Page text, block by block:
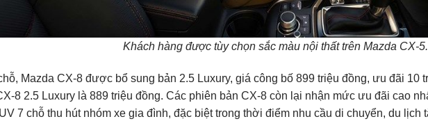
Khách hàng được tùy chọn sắc màu nội thất trên Mazda CX-5.
Mazda CX-8 được bổ sung bản 2.5 Luxury, giá công bố 899 triệu đồng, ưu đãi 10
8 2.5 Luxury là 889 triệu đồng. Các phiên bản CX-8 còn lại nhận mức ưu đãi cao
7 chỗ thu hút nhóm xe gia đình, đặc biệt trong thời điểm nhu cầu di chuyển, du lịch